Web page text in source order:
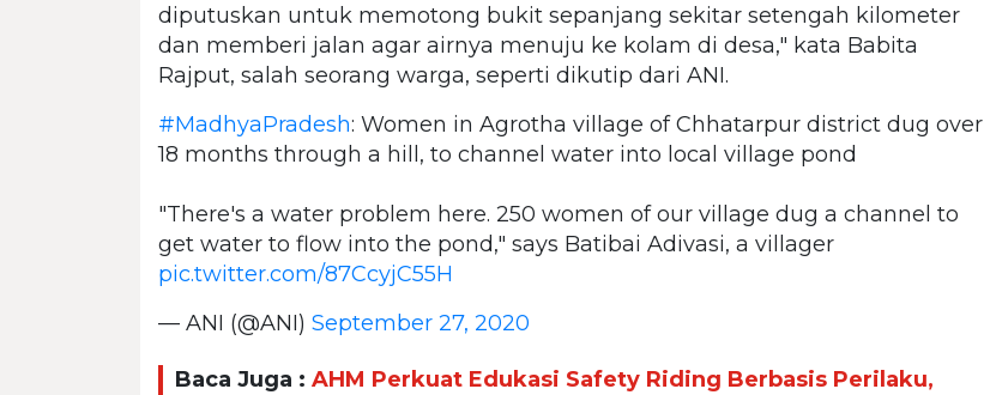
diputuskan untuk memotong bukit sepanjang sekitar setengah kilometer
dan memberi jalan agar airnya menuju ke kolam di desa," kata Babita
Rajput, salah seorang warga, seperti dikutip dari ANI.
#MadhyaPradesh: Women in Agrotha village of Chhatarpur district dug over
18 months through a hill, to channel water into local village pond
"There's a water problem here. 250 women of our village dug a channel to
get water to flow into the pond," says Batibai Adivasi, a villager
pic.twitter.com/87CcyjC55H
— ANI (@ANI) September 27, 2020
Baca Juga : AHM Perkuat Edukasi Safety Riding Berbasis Perilaku,